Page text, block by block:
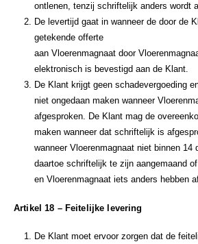
ontlenen, tenzij schriftelijk anders wordt
De levertijd gaat in wanneer de door de
getekende offerte
aan Vloerenmagnaat door
elektronisch is bevestigd aan de Klant.
De Klant krijgt geen schadevergoeding
niet ongedaan maken wanneer
afgesproken. De Klant mag de
maken wanneer dat schriftelijk is
wanneer Vloerenmagnaat niet binnen 14
daartoe schriftelijk te zijn aangemaand
en Vloerenmagnaat iets anders hebben
Artikel 18 – Feitelijke levering
De Klant moet ervoor zorgen dat de